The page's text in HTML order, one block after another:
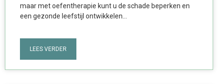
maar met oefentherapie kunt u de schade beperken en
een gezonde leefstijl ontwikkelen…
LEES VERDER